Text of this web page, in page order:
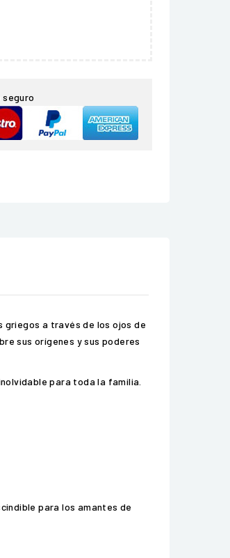
seguro
griegos a través de los ojos de
sus orígenes y sus poderes
para toda la familia.
para los amantes de